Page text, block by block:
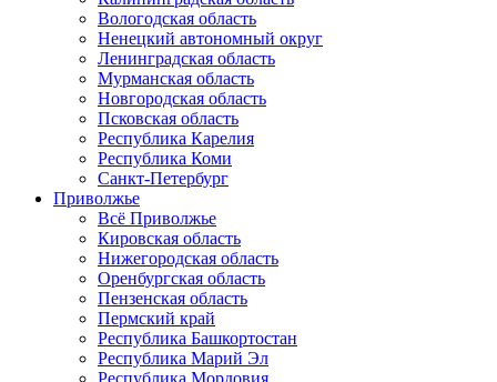
Вологодская область
Ненецкий автономный округ
Ленинградская область
Мурманская область
Новгородская область
Псковская область
Республика Карелия
Республика Коми
Санкт-Петербург
Приволжье
Всё Приволжье
Кировская область
Нижегородская область
Оренбургская область
Пензенская область
Пермский край
Республика Башкортостан
Республика Марий Эл
Республика Мордовия